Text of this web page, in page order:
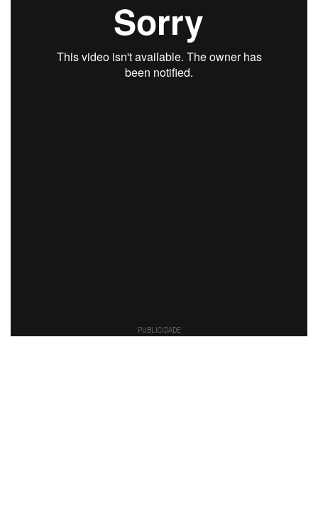
A retransmisión do derbi muradán de hai 15
entre Muros e Esteiro foi toda unha
demostración do que as novas tecnoloxías poden
aportarnos para seguir engrandecendo o mito do